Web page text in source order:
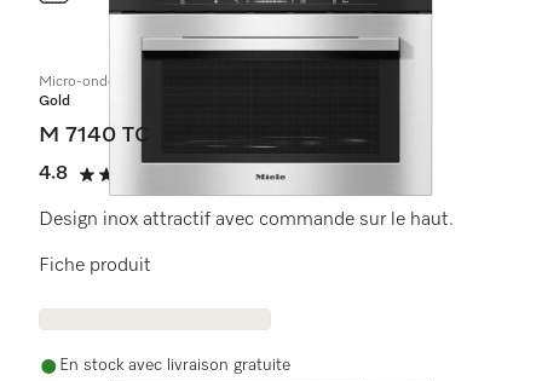
Micro-ondes encastrable
Gold
M 7140 TC
4.8
4.8 étoiles sur 5
(4 critiques)
Design inox attractif avec commande sur le haut.
Fiche produit
En stock avec livraison gratuite